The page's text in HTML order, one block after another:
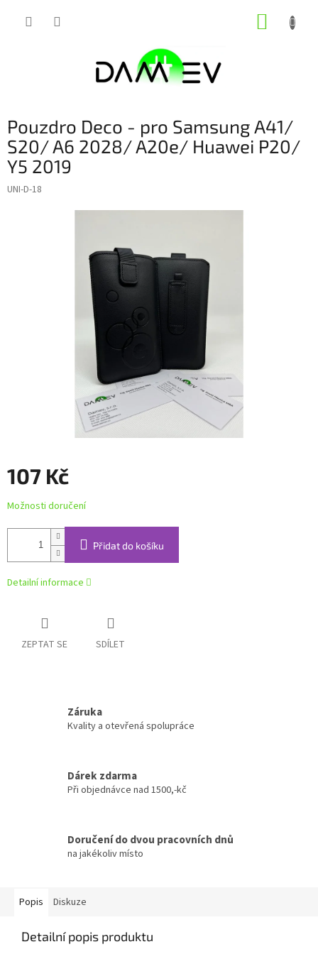
Pouzdro Deco - pro Samsung A41/
S20/ A6 2028/ A20e/ Huawei P20/
Y5 2019
UNI-D-18
107 Kč
Měrná
cena:
Možnosti doručení
Přidat do košíku
Detailní informace
ZEPTAT SE SDÍLET
Záruka
Kvality a otevřená spolupráce
Dárek zdarma
Při objednávce nad 1500,-kč
Doručení do dvou pracovních dnů
na jakékoliv místo
Popis Diskuze
Detailní popis produktu